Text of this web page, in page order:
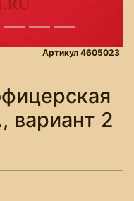
Артикул 4605023
вариант 2